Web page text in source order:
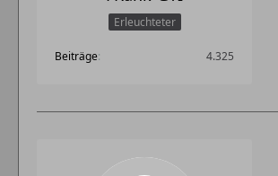
Erleuchteter
Beiträge 4.325